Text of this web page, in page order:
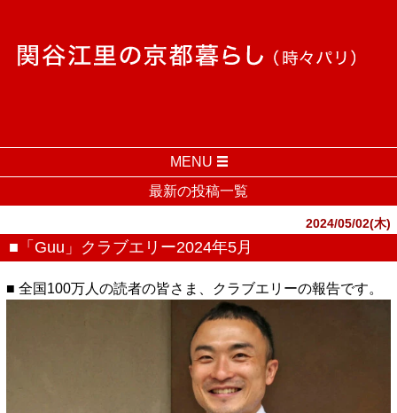
MENU
最新の投稿一覧
2024/05/02(木)
■「Guu」クラブエリー2024年5月
■ 全国100万人の読者の皆さま、クラブエリーの報告です。